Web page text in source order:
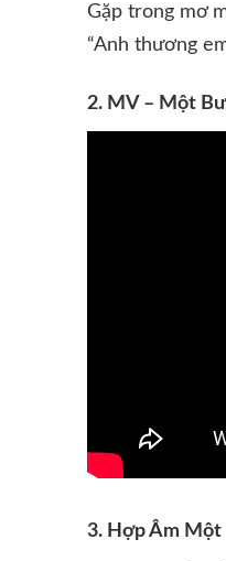
Gặp trong mơ
“Anh thương
2. MV – Một
3. Hợp Âm Một